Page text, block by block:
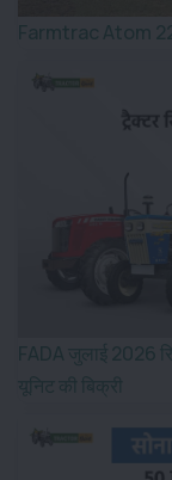
Farmtrac Atom 22 :
FADA जुलाई 2026
यूनिट की बिक्री